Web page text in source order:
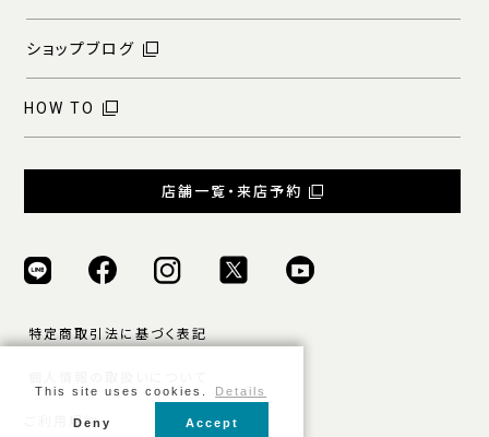
ショップブログ
HOW TO
店舗一覧・来店予約
特定商取引法に基づく表記
ご利用規約
This site uses cookies. Details
Deny Accept